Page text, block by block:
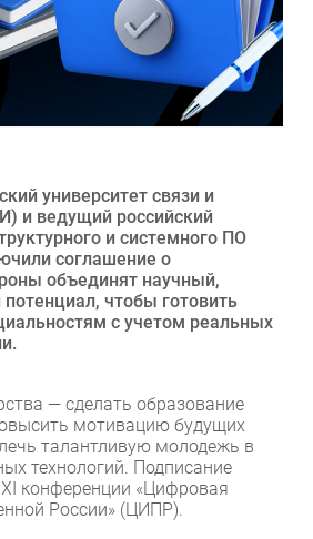
университет связи и
и ведущий российский
и системного ПО
соглашение о
объединят научный,
чтобы готовить
с учетом реальных
— сделать образование
мотивацию будущих
талантливую молодежь в
технологий. Подписание
конференции «Цифровая
России» (ЦИПР).